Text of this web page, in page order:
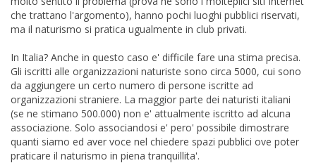
che trattano l'argomento), hanno pochi luoghi pubblici riservati,
ma il naturismo si pratica ugualmente in club privati.
In Italia? Anche in questo caso e' difficile fare una stima precisa.
Gli iscritti alle organizzazioni naturiste sono circa 5000, cui sono
da aggiungere un certo numero di persone iscritte ad
organizzazioni straniere. La maggior parte dei naturisti italiani
(se ne stimano 500.000) non e' attualmente iscritto ad alcuna
associazione. Solo associandosi e' pero' possibile dimostrare
quanti siamo ed aver voce nel chiedere spazi pubblici ove poter
praticare il naturismo in piena tranquillita'.